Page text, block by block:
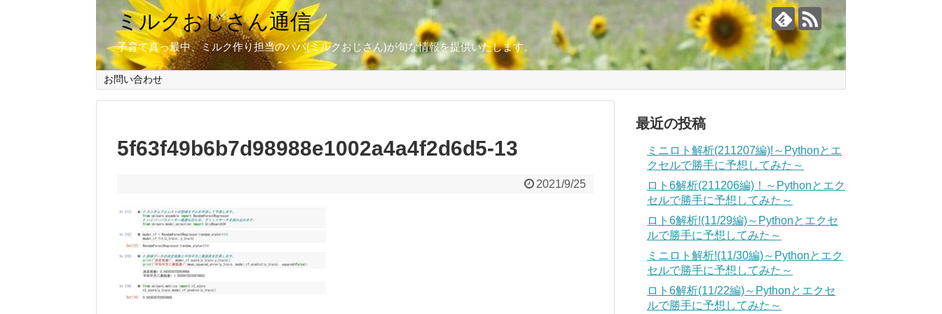
ミルクおじさん通信
子育て真っ最中、ミルク作り担当のパパ(ミルクおじさん)が旬な情報を提供いたします。
お問い合わせ
5f63f49b6b7d98988e1002a4a4f2d6d5-13
2021/9/25
最近の投稿
ミニロト解析(211207編)!～Pythonとエ
クセルで勝手に予想してみた～
ロト6解析(211206編)！～Pythonとエク
セルで勝手に予想してみた～
ロト6解析!(11/29編)～Pythonとエクセ
ルで勝手に予想してみた～
ミニロト解析!(11/30編)～Pythonとエク
セルで勝手に予想してみた～
ロト6解析(11/22編)～Pythonとエクセ
ルで勝手に予想してみた～